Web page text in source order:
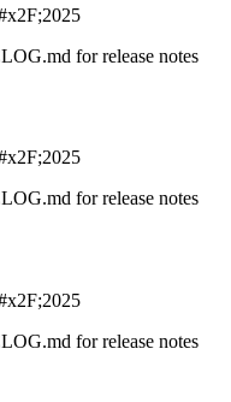
for release notes
for release notes
for release notes